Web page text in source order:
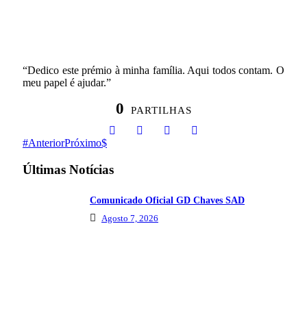
“Dedico este prémio à minha família. Aqui todos contam. O
meu papel é ajudar.”
0 PARTILHAS
AnteriorPróximo
Últimas Notícias
Comunicado Oficial GD Chaves SAD
Agosto 7, 2026